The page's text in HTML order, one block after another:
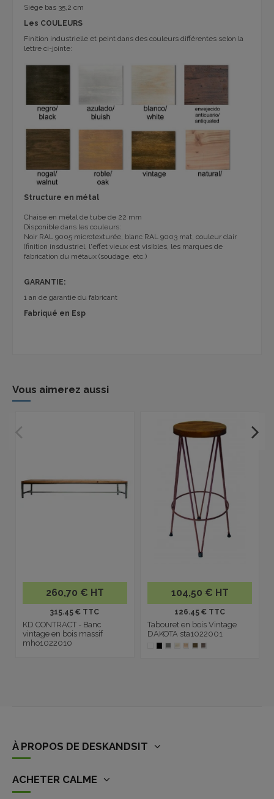
Siège bas 35,2 cm
Les COULEURS
Finition industrielle et peint dans des couleurs différentes selon la
lettre ci-jointe:
Structure en métal
Chaise en métal de tube de 22 mm
Disponible dans les couleurs:
Noir RAL 9005 microtexturée, blanc RAL 9003 mat, couleur clair
(finition insdustriel, l'effet vieux est visibles, les marques de
fabrication du métaux (soudage, etc.)
GARANTIE:
1 an de garantie du fabricant
Fabriqué en Esp
Vous aimerez aussi
260,70 € HT
315.45 € TTC
KD CONTRACT - Banc
vintage en bois massif
mho1022010
104,50 € HT
126.45 € TTC
Tabouret en bois Vintage
DAKOTA sta1022001
À PROPOS DE DESKANDSIT
ACHETER CALME